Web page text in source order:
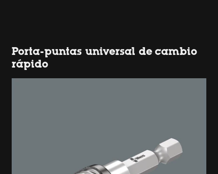
Porta-puntas universal de cambio
rápido